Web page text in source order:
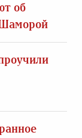
об
Шаморой